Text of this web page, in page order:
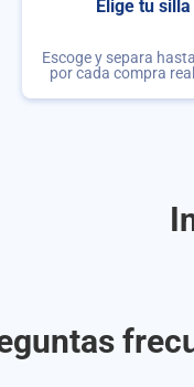
Elige tu silla
Escoge y separa
por cada compra